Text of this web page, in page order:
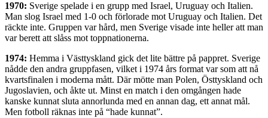
1970: Sverige spelade i en grupp med Israel, Uruguay och Italien.
Man slog Israel med 1-0 och förlorade mot Uruguay och Italien. Det
räckte inte. Gruppen var hård, men Sverige visade inte heller att man
var berett att slåss mot toppnationerna.
1974: Hemma i Västtyskland gick det lite bättre på pappret. Sverige
nådde den andra gruppfasen, vilket i 1974 års format var som att nå
kvartsfinalen i moderna mått. Där mötte man Polen, Östtyskland och
Jugoslavien, och åkte ut. Minst en match i den omgången hade
kanske kunnat sluta annorlunda med en annan dag, ett annat mål.
Men fotboll räknas inte på “hade kunnat”.